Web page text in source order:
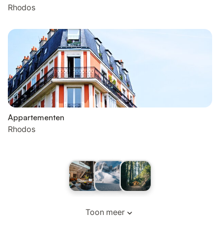
Rhodos
Appartementen
Rhodos
Toon meer